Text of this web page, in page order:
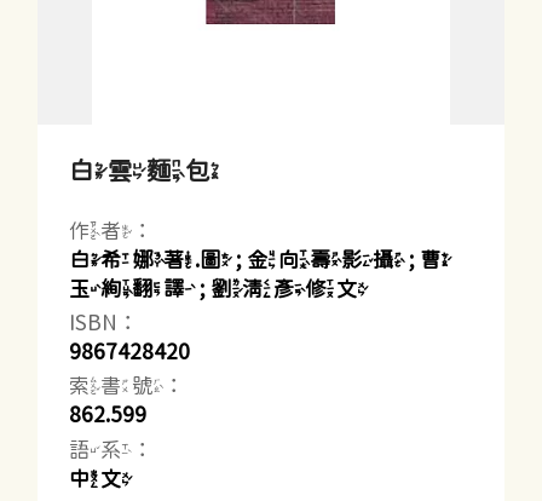
白雲麵包
作者：
白希娜著.圖 ; 金向壽影攝 ; 曹
玉絢翻譯 ; 劉清彥修文
ISBN：
9867428420
索書號：
862.599
語系：
中文